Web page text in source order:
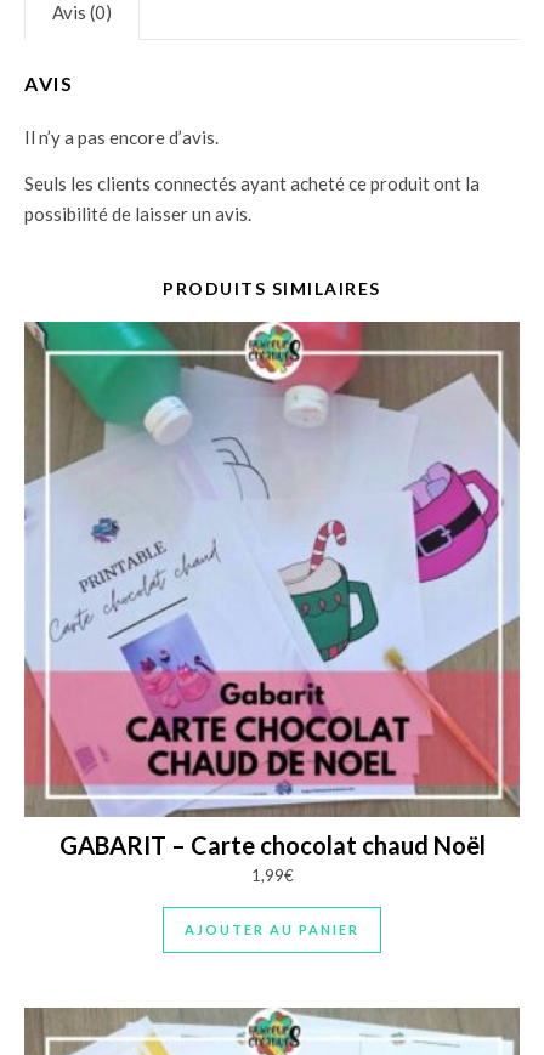
Avis (0)
AVIS
Il n’y a pas encore d’avis.
Seuls les clients connectés ayant acheté ce produit ont la
possibilité de laisser un avis.
PRODUITS SIMILAIRES
GABARIT – Carte chocolat chaud Noël
1,99€
AJOUTER AU PANIER